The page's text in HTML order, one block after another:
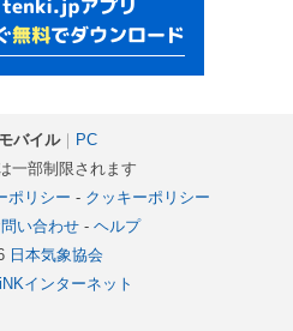
モバイル｜ PC
一部制限されます
ポリシー - クッキーポリシー
い合わせ- ヘルプ
日本気象協会
インターネット